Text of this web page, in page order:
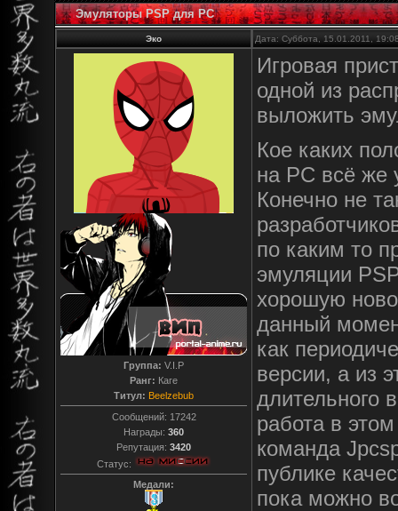
Эмуляторы PSP для PC
Эко Дата: Суббота, 15.01.2011,
Группа: V.I.P
Ранг: Каге
Титул: Beelzebub
Сообщений: 17242
Награды: 360
Репутация: 3420
Статус:
Медали:
Игровая
одной из
выложить
Кое каких
на PC всё же
Конечно не
по каким то
эмуляции
хорошую
данный
как
версии, а из
длительного
работа в
команда
публике
пока можно